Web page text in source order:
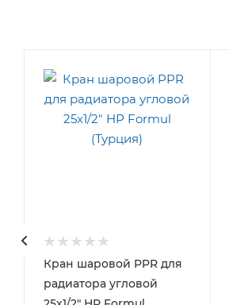
Кран шаровой PPR для
радиатора угловой